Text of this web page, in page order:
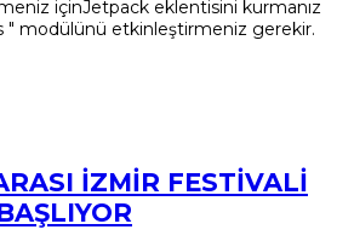
içinJetpack eklentisini kurmanız
" modülünü etkinleştirmeniz gerekir.
İZMİR FESTİVALİ